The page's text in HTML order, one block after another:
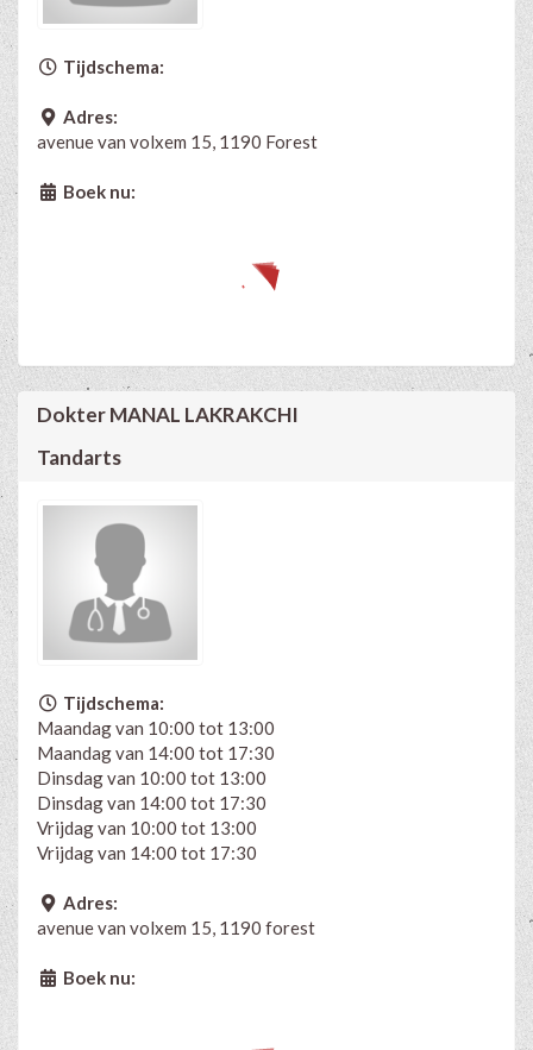
Tijdschema:
Adres:
avenue van volxem 15, 1190 Forest
Boek nu:
Dokter MANAL LAKRAKCHI
Tandarts
Tijdschema:
Maandag van 10:00 tot 13:00
Maandag van 14:00 tot 17:30
Dinsdag van 10:00 tot 13:00
Dinsdag van 14:00 tot 17:30
Vrijdag van 10:00 tot 13:00
Vrijdag van 14:00 tot 17:30
Adres:
avenue van volxem 15, 1190 forest
Boek nu: